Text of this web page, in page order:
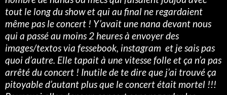
tout le long du show et qui au final ne regardaient
même pas le concert ! Y’avait une nana devant nous
qui a passé au moins 2 heures à envoyer des
images/textos via fessebook, instagram et je sais pas
quoi d’autre. Elle tapait à une vitesse folle et ça n’a pas
arrêté du concert ! Inutile de te dire que j’ai trouvé ça
pitoyable d’autant plus que le concert était mortel !!!